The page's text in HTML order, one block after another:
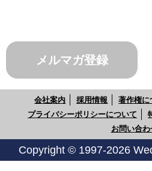
メルマガ登録
会社案内 採用情報 著作権に
プライバシーポリシーについて
お問い合わ
Copyright © 1997-2026